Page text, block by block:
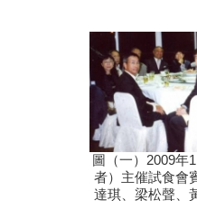
圖（一）2009年
者）主催試食會
達琪、梁松聲、